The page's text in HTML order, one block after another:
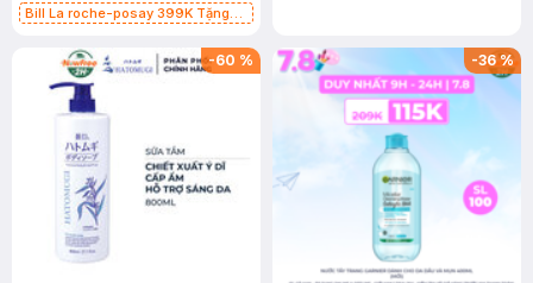
Bill La roche-posay 399K Tặng
(SL có hạn)
-60 % -36%